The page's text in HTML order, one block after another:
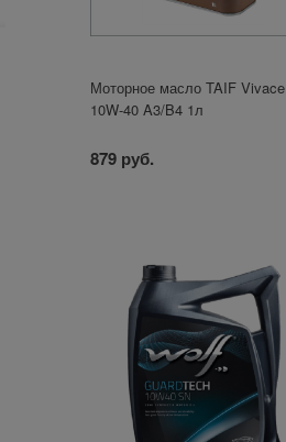
Моторное масло TAIF Vivace
10W-40 A3/B4 1л
879 руб.